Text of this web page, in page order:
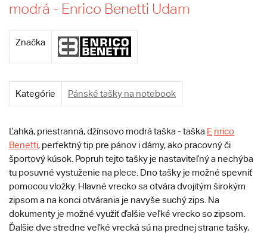
modrá - Enrico Benetti Udam
Značka
Kategórie Pánské tašky na notebook
Ľahká, priestranná, džínsovo modrá taška - taška E nrico
Benetti, perfektný tip pre pánov i dámy, ako pracovný či
športový kúsok. Popruh tejto tašky je nastaviteľný a nechýba
tu posuvné vystuženie na plece. Dno tašky je možné spevniť
pomocou vložky. Hlavné vrecko sa otvára dvojitým širokým
zipsom a na konci otvárania je navyše suchý zips. Na
dokumenty je možné využiť ďalšie veľké vrecko so zipsom.
Ďalšie dve stredne veľké vrecká sú na prednej strane tašky,